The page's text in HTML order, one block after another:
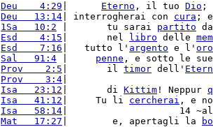
Deu    4:29 Eterno , il tuo Dio ;
Deu   13:14 | interrogherai con cura ;
1Sa   10:2 |       tu sarai partito
Esd    4:15 |       nel libro delle
Esd    7:16 |   tutto l' argento e l' oro
Sal   91:4 penne , e sotto le
Prov    2:5 |       il timor dell'
Prov    3:4
Isa   23:12 |       di Kittim ! Neppur
Isa   41:12 |     Tu li cercherai , e
Isa   58:14 |                    14
Mat   17:27 |        e, apertagli la